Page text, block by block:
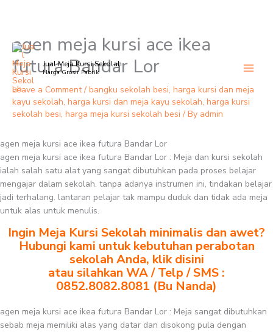
Skip
content
Jual Meja Kursi Sekolah
Harga Grosir Pabrik
agen meja kursi ace ikea
futura Bandar Lor
Leave a Comment / bangku sekolah besi, harga kursi dan meja
kayu sekolah, harga kursi dan meja kayu sekolah, harga kursi
sekolah besi, harga meja kursi sekolah besi / By admin
agen meja kursi ace ikea futura Bandar Lor
agen meja kursi ace ikea futura Bandar Lor : Meja dan kursi sekolah
ialah salah satu alat yang sangat dibutuhkan pada proses belajar
mengajar dalam sekolah. tanpa adanya instrumen ini, tindakan belajar
jadi terhalang. lantaran pelajar tak mampu duduk dan tidak ada meja
untuk alas untuk menulis.
Ingin Meja Kursi Sekolah minimalis dan awet?
Hubungi kami untuk kebutuhan perabotan
sekolah Anda, klik disini
atau silahkan WA / Telp / SMS :
0852.8082.8081 (Bu Nanda)
agen meja kursi ace ikea futura Bandar Lor : Meja sangat dibutuhkan
sebab meja memiliki alas yang datar dan disokong pula dengan